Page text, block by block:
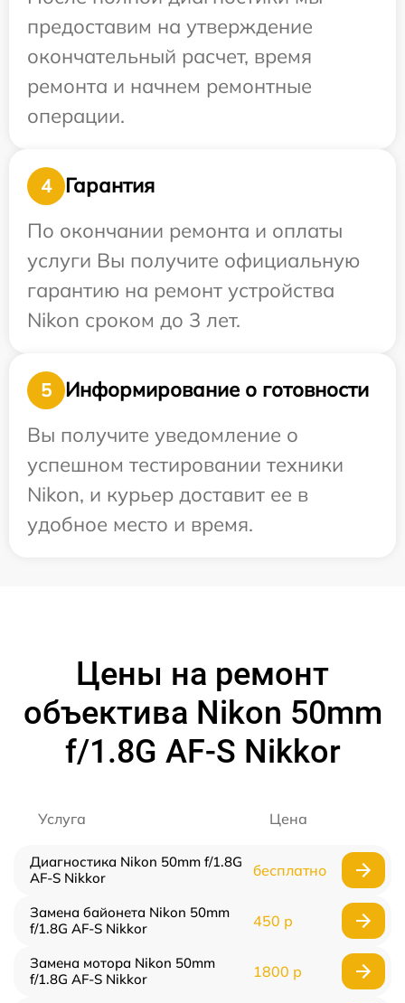
предоставим на утверждение
окончательный расчет, время
ремонта и начнем ремонтные
операции.
4
Гарантия
По окончании ремонта и оплаты
услуги Вы получите официальную
гарантию на ремонт устройства
Nikon сроком до 3 лет.
5
Информирование о готовности
Вы получите уведомление о
успешном тестировании техники
Nikon, и курьер доставит ее в
удобное место и время.
Цены на ремонт
объектива Nikon 50mm
f/1.8G AF-S Nikkor
Услуга Цена
Диагностика Nikon 50mm f/1.8G
AF-S Nikkor
бесплатно
Замена байонета Nikon 50mm
f/1.8G AF-S Nikkor
450 р
Замена мотора Nikon 50mm
f/1.8G AF-S Nikkor
1800 р